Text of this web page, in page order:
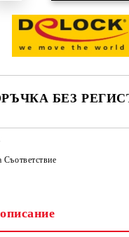
БЕЗ
съм с
с вас в рамките на